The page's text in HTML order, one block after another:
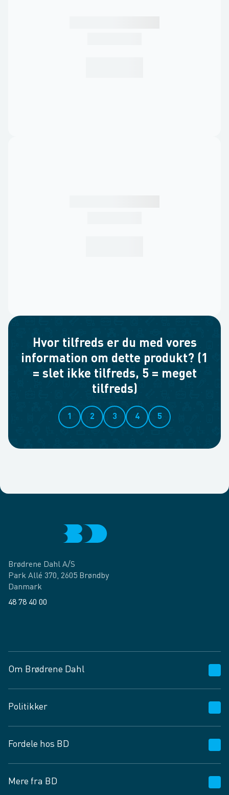
Hvor tilfreds er du med vores
information om dette produkt? (1
= slet ikke tilfreds, 5 = meget
tilfreds)
1 2 3 4 5
Brødrene Dahl A/S
Park Allé 370, 2605 Brøndby
Danmark
48 78 40 00
Om Brødrene Dahl
Vagttelefon 30 10 89 89
Spørgsmål og svar
Job og karriere
Fødevarekontrolrapport
Politikker
Privatlivspolitik
Cookies
Vilkår og betingelser
Fordele hos BD
BD app
Mere fra BD